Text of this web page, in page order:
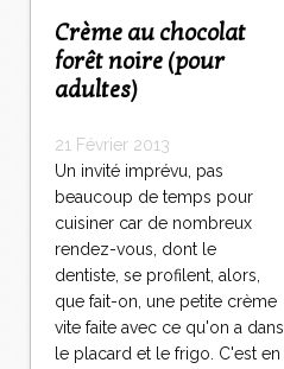
Crème au chocolat
forêt noire (pour
adultes)
21 Février 2013
Un invité imprévu, pas
beaucoup de temps pour
cuisiner car de nombreux
rendez-vous, dont le
dentiste, se profilent, alors,
que fait-on, une petite crème
vite faite avec ce qu'on a dans
le placard et le frigo. C'est en